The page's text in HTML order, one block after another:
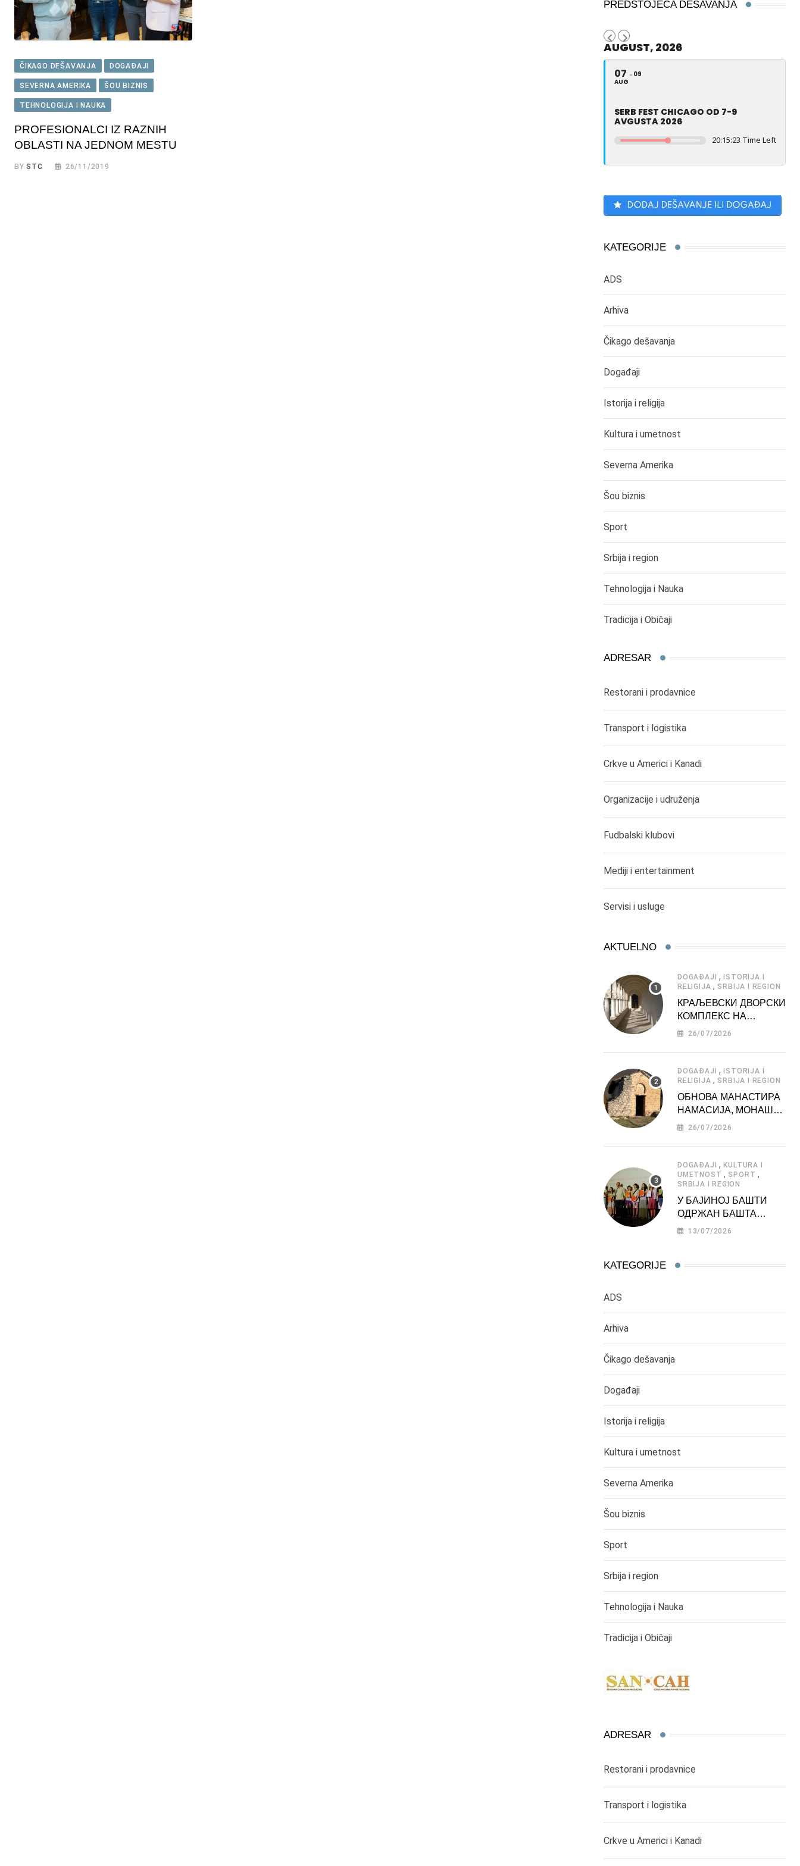
ČIKAGO DEŠAVANJA DOGAĐAJI
SEVERNA AMERIKA ŠOU BIZNIS
TEHNOLOGIJA I NAUKA
PROFESIONALCI IZ RAZNIH
OBLASTI NA JEDNOM MESTU
BYSTC 26/11/2019
PREDSTOJEĆA DEŠAVANJA
AUGUST, 2026
07
AUG
09
SERB FEST CHICAGO OD 7-9
AVGUSTA 2026
20:15:22 Time Left
KATEGORIJE
ADS
Arhiva
Čikago dešavanja
Događaji
Istorija i religija
Kultura i umetnost
Severna Amerika
Šou biznis
Sport
Srbija i region
Tehnologija i Nauka
Tradicija i Običaji
ADRESAR
Restorani i prodavnice
Transport i logistika
Crkve u Americi i Kanadi
Organizacije i udruženja
Fudbalski klubovi
Mediji i entertainment
Servisi i usluge
AKTUELNO
DOGAĐAJI , ISTORIJA I
RELIGIJA , SRBIJA I REGION
КРАЉЕВСКИ ДВОРСКИ
КОМПЛЕКС НА
ДЕДИЊУ –
АТРАКЦИЈА
26/07/2026
DOGAĐAJI , ISTORIJA I
RELIGIJA , SRBIJA I REGION
ОБНОВА МАНАСТИРА
НАМАСИЈА, МОНАШКЕ
ЗАДУЖБИНЕ
26/07/2026
DOGAĐAJI ,KULTURA I
UMETNOST , SPORT ,
SRBIJA I REGION
У БАЈИНОЈ БАШТИ
ОДРЖАН БАШТА
ФЕСТ 2026
13/07/2026
KATEGORIJE
ADS
Arhiva
Čikago dešavanja
Događaji
Istorija i religija
Kultura i umetnost
Severna Amerika
Šou biznis
Sport
Srbija i region
Tehnologija i Nauka
Tradicija i Običaji
ADRESAR
Restorani i prodavnice
Transport i logistika
Crkve u Americi i Kanadi